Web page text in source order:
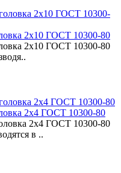
2x10 ГОСТ 10300-80
2x10 ГОСТ 10300-80
2x4 ГОСТ 10300-80
2x4 ГОСТ 10300-80
в ..